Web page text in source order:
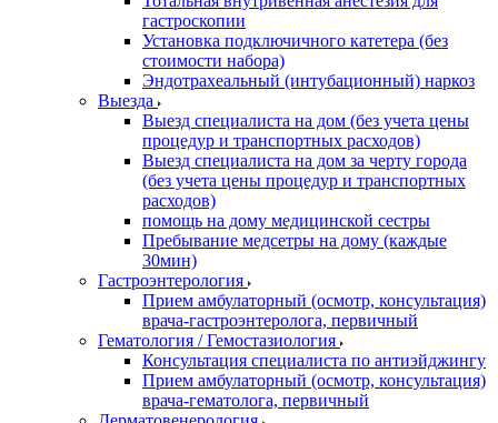
гастроскопии
Установка подключичного катетера (без
стоимости набора)
Эндотрахеальный (интубационный) наркоз
Выезда
Выезд специалиста на дом (без учета цены
процедур и транспортных расходов)
Выезд специалиста на дом за черту города
(без учета цены процедур и транспортных
расходов)
помощь на дому медицинской сестры
Пребывание медсетры на дому (каждые
30мин)
Гастроэнтерология
Прием амбулаторный (осмотр, консультация)
врача-гастроэнтеролога, первичный
Гематология / Гемостазиология
Консультация специалиста по антиэйджингу
Прием амбулаторный (осмотр, консультация)
врача-гематолога, первичный